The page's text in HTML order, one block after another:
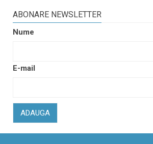
ABONARE NEWSLETTER
Nume
E-mail
ADAUGA